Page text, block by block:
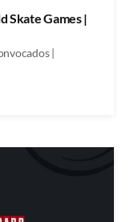
Skate Games |
|